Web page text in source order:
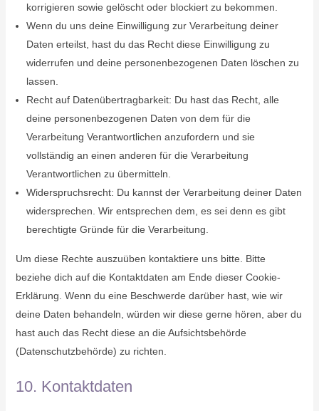
korrigieren sowie gelöscht oder blockiert zu bekommen.
Wenn du uns deine Einwilligung zur Verarbeitung deiner
Daten erteilst, hast du das Recht diese Einwilligung zu
widerrufen und deine personenbezogenen Daten löschen zu
lassen.
Recht auf Datenübertragbarkeit: Du hast das Recht, alle
deine personenbezogenen Daten von dem für die
Verarbeitung Verantwortlichen anzufordern und sie
vollständig an einen anderen für die Verarbeitung
Verantwortlichen zu übermitteln.
Widerspruchsrecht: Du kannst der Verarbeitung deiner Daten
widersprechen. Wir entsprechen dem, es sei denn es gibt
berechtigte Gründe für die Verarbeitung.
Um diese Rechte auszuüben kontaktiere uns bitte. Bitte
beziehe dich auf die Kontaktdaten am Ende dieser Cookie-
Erklärung. Wenn du eine Beschwerde darüber hast, wie wir
deine Daten behandeln, würden wir diese gerne hören, aber du
hast auch das Recht diese an die Aufsichtsbehörde
(Datenschutzbehörde) zu richten.
10. Kontaktdaten